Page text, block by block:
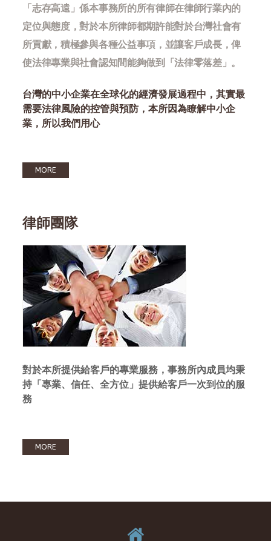
「志存高遠」係本事務所的所有律師在律師行業內的
定位與態度，對於本所律師都期許能對於台灣社會有
所貢獻，積極參與各種公益事項，並讓客戶成長，俾
使法律專業與社會認知間能夠做到「法律零落差」。
台灣的中小企業在全球化的經濟發展過程中，其實最
需要法律風險的控管與預防，本所因為瞭解中小企
業，所以我們用心
MORE
律師團隊
對於本所提供給客戶的專業服務，事務所內成員均秉
持「專業、信任、全方位」提供給客戶一次到位的服
務
MORE